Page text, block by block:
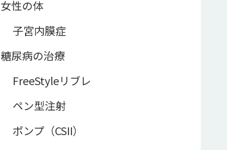
女性の体
子宮内膜症
糖尿病の治療
FreeStyleリブレ
ペン型注射
ポンプ（CSII）